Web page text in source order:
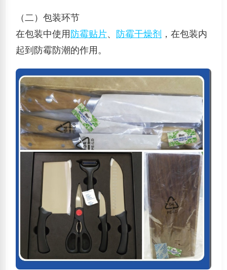
（二）包装环节
在包装中使用防霉贴片、 防霉干燥剂 ，在包装内
起到防霉防潮的作用。